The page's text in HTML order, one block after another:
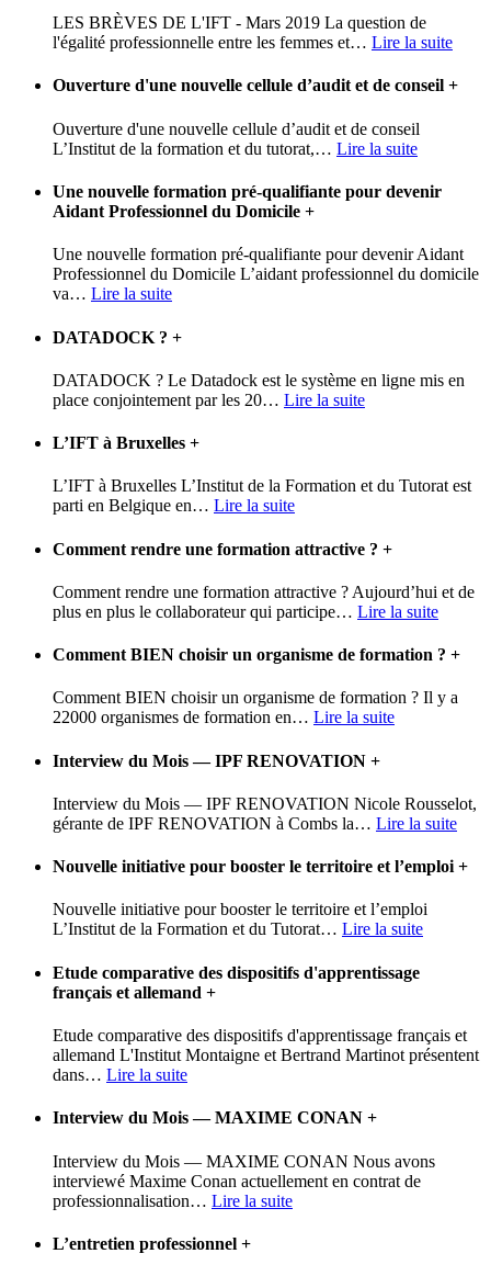
LES BRÈVES DE L'IFT - Mars 2019 La question de
l'égalité professionnelle entre les femmes et… Lire la suite
Ouverture d'une nouvelle cellule d’audit et de conseil +
Ouverture d'une nouvelle cellule d’audit et de conseil
L’Institut de la formation et du tutorat,… Lire la suite
Une nouvelle formation pré-qualifiante pour devenir
Aidant Professionnel du Domicile +
Une nouvelle formation pré-qualifiante pour devenir Aidant
Professionnel du Domicile L’aidant professionnel du domicile
va… Lire la suite
DATADOCK ? +
DATADOCK ? Le Datadock est le système en ligne mis en
place conjointement par les 20… Lire la suite
L’IFT à Bruxelles +
L’IFT à Bruxelles L’Institut de la Formation et du Tutorat est
parti en Belgique en… Lire la suite
Comment rendre une formation attractive ? +
Comment rendre une formation attractive ? Aujourd’hui et de
plus en plus le collaborateur qui participe… Lire la suite
Comment BIEN choisir un organisme de formation ? +
Comment BIEN choisir un organisme de formation ? Il y a
22000 organismes de formation en… Lire la suite
Interview du Mois — IPF RENOVATION +
Interview du Mois — IPF RENOVATION Nicole Rousselot,
gérante de IPF RENOVATION à Combs la… Lire la suite
Nouvelle initiative pour booster le territoire et l’emploi +
Nouvelle initiative pour booster le territoire et l’emploi
L’Institut de la Formation et du Tutorat… Lire la suite
Etude comparative des dispositifs d'apprentissage
français et allemand +
Etude comparative des dispositifs d'apprentissage français et
allemand L'Institut Montaigne et Bertrand Martinot présentent
dans… Lire la suite
Interview du Mois — MAXIME CONAN +
Interview du Mois — MAXIME CONAN Nous avons
interviewé Maxime Conan actuellement en contrat de
professionnalisation… Lire la suite
L’entretien professionnel +